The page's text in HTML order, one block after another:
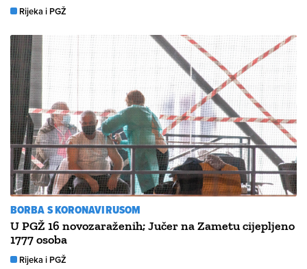
Rijeka i PGŽ
BORBA S KORONAVIRUSOM
U PGŽ 16 novozaraženih; Jučer na Zametu cijepljeno
1777 osoba
Rijeka i PGŽ